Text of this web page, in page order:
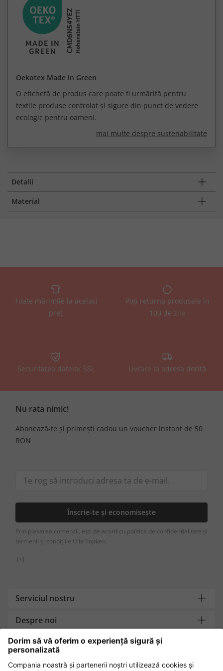
Oekotex Made in Green
O etichetă de produs care poate fi urmărită pentru
textile produse controlat și sigure din punct de vedere
ecologic pentru oameni.
mai multe despre sustenabilitate
Detalii
Material
Toate mărimile la același
preț
Poți returna produsele în
100 de zile
Securitatea datelor SSL Livrare la adresa dorită
Nu rata nimic!
Abonează-te și primești cadou un voucher instant de 50
RON
Înscrie-te și economisește
Prin plasarea comenzii, ești de acord cu politica de confidențialitate și
termenii și condițiile Ulla Popken.
[+]
Serviciul nostru
Despre noi
Contact
Metode de plată